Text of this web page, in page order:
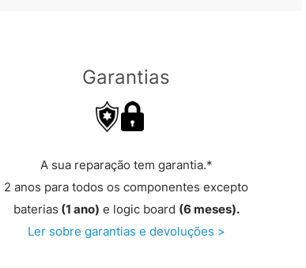
Garantias
A sua reparação tem garantia.*
2 anos para todos os componentes excepto
baterias (1 ano) e logic board (6 meses).
Ler sobre garantias e devoluções >